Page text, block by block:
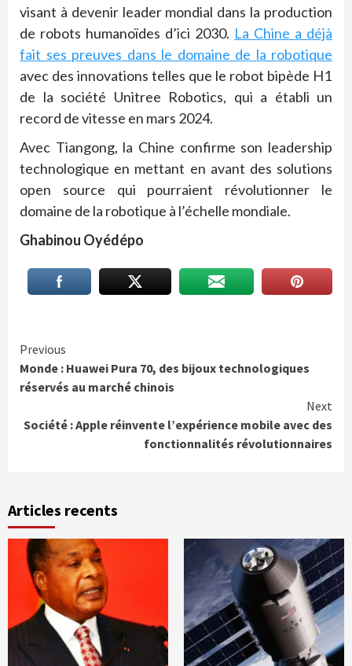
visant à devenir leader mondial dans la production
de robots humanoïdes d’ici 2030. La Chine a déjà
fait ses preuves dans le domaine de la robotique
avec des innovations telles que le robot bipède H1
de la société Unitree Robotics, qui a établi un
record de vitesse en mars 2024.
Avec Tiangong, la Chine confirme son leadership
technologique en mettant en avant des solutions
open source qui pourraient révolutionner le
domaine de la robotique à l’échelle mondiale.
Ghabinou Oyédépo
Continue
Reading
Previous
Monde : Huawei Pura 70, des bijoux technologiques
réservés au marché chinois
Next
Société : Apple réinvente l’expérience mobile avec des
fonctionnalités révolutionnaires
Articles recents